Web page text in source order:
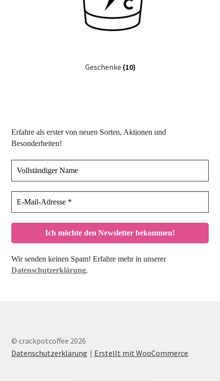
Geschenke (10)
Erfahre als erster von neuen Sorten, Aktionen und
Besonderheiten!
Wir senden keinen Spam! Erfahre mehr in unserer
Datenschutzerklärung.
© crackpotcoffee 2026
Datenschutzerklärung
Erstellt mit WooCommerce.